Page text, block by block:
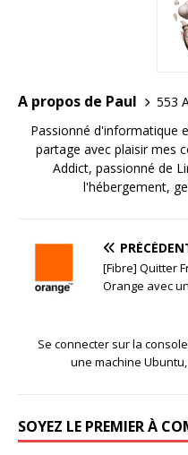
A propos de Paul
553
Passionné d'informatique
partage avec plaisir mes
Addict, passionné de
l'hébergement,
[Fibre] Quitter
Orange avec
Se connecter sur la console
une machine
SOYEZ LE PREMIER À